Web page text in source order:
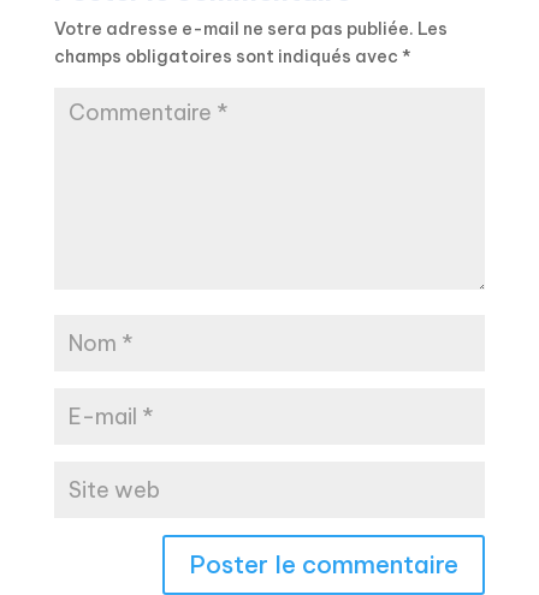
Votre adresse e-mail ne sera pas publiée. Les
champs obligatoires sont indiqués avec *